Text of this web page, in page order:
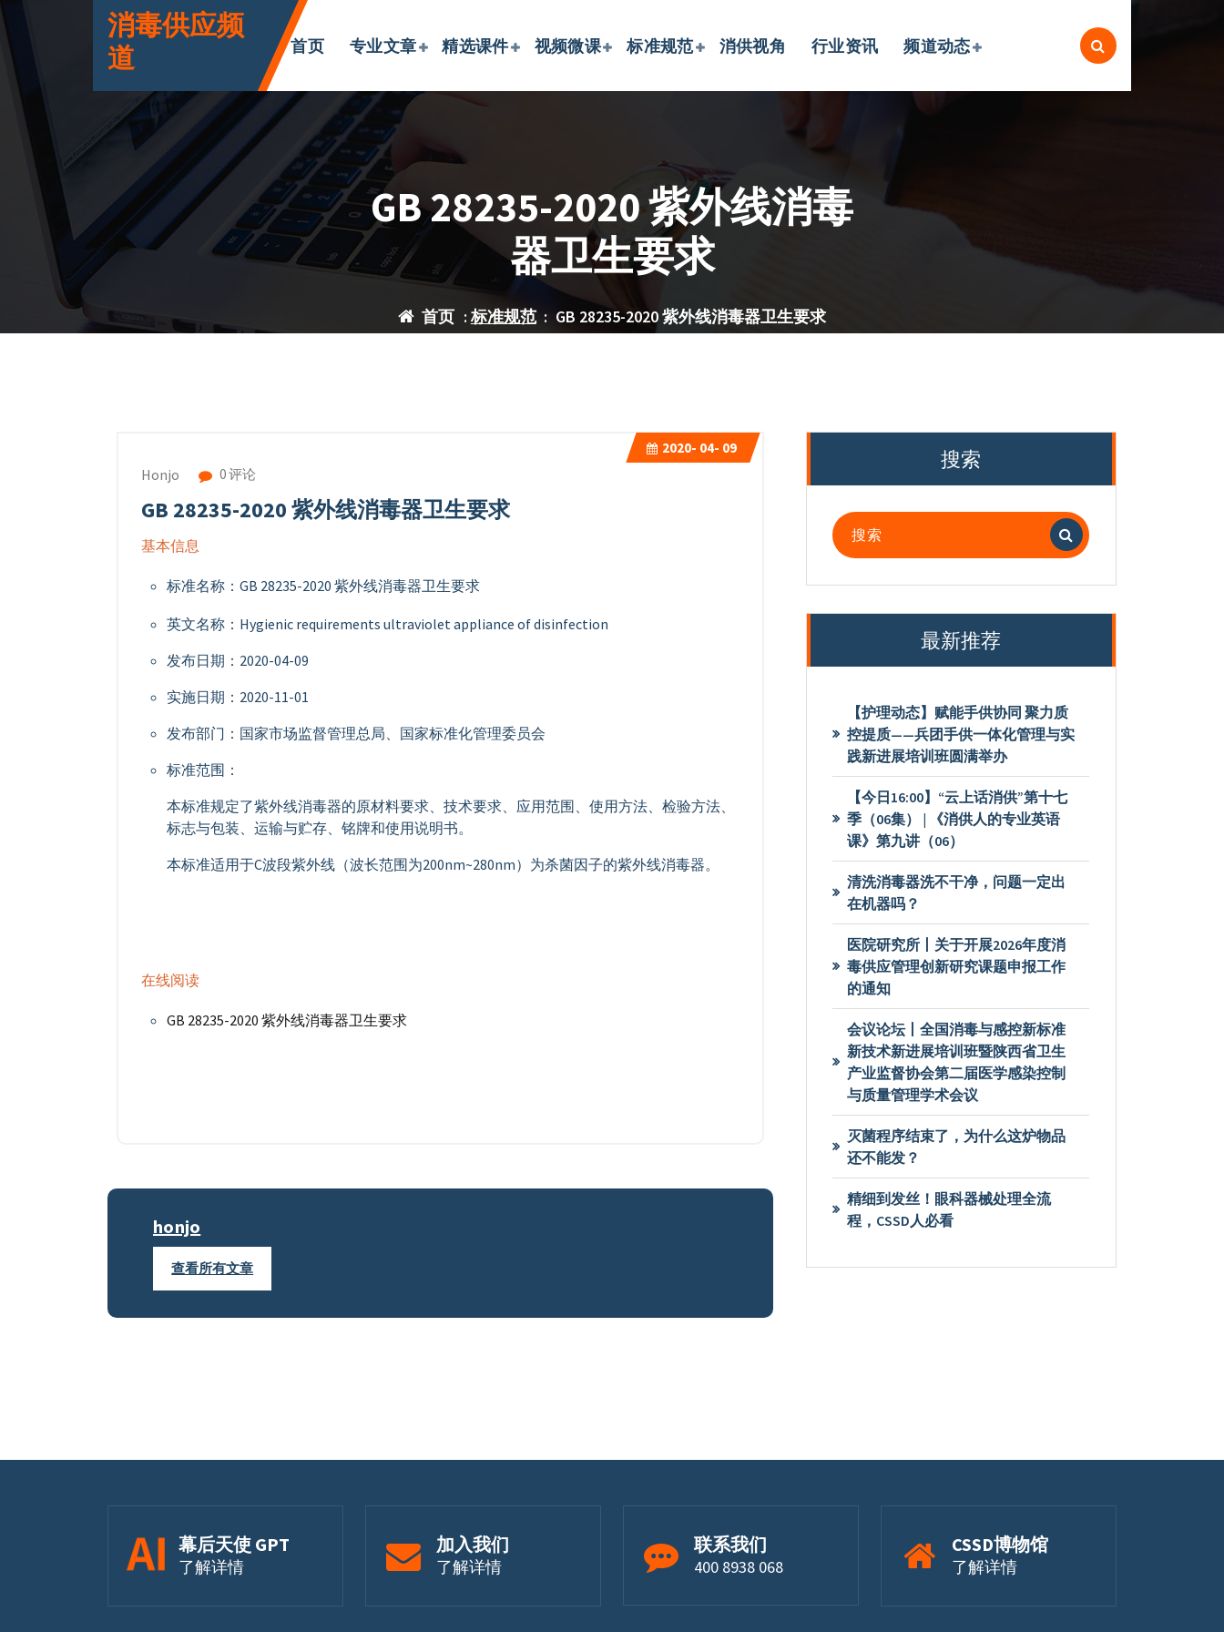
跳
转
到
消毒供应频
道
首页 专业文章 精选课件 视频微课 标准规范 消供视角 行业资讯 频道动态
GB 28235-2020 紫外线消毒
器卫生要求
首页 :标准规范: GB 28235-2020 紫外线消毒器卫生要求
2020- 04- 09
Honjo 0 评论
GB 28235-2020 紫外线消毒器卫生要求
基本信息
标准名称：GB 28235-2020 紫外线消毒器卫生要求
英文名称：Hygienic requirements ultraviolet appliance of disinfection
发布日期：2020-04-09
实施日期：2020-11-01
发布部门：国家市场监督管理总局、国家标准化管理委员会
标准范围：
本标准规定了紫外线消毒器的原材料要求、技术要求、应用范围、使用方法、检验方法、
标志与包装、运输与贮存、铭牌和使用说明书。
本标准适用于C波段紫外线（波长范围为200nm~280nm）为杀菌因子的紫外线消毒器。
在线阅读
GB 28235-2020 紫外线消毒器卫生要求
honjo
查看所有文章
搜索
搜
索：
最新推荐
【护理动态】赋能手供协同 聚力质
控提质——兵团手供一体化管理与实
践新进展培训班圆满举办
【今日16:00】“云上话消供”第十七
季（06集） | 《消供人的专业英语
课》第九讲（06）
清洗消毒器洗不干净，问题一定出
在机器吗？
医院研究所丨关于开展2026年度消
毒供应管理创新研究课题申报工作
的通知
会议论坛丨全国消毒与感控新标准
新技术新进展培训班暨陕西省卫生
产业监督协会第二届医学感染控制
与质量管理学术会议
灭菌程序结束了，为什么这炉物品
还不能发？
精细到发丝！眼科器械处理全流
程，CSSD人必看
幕后天使 GPT
了解详情
加入我们
了解详情
联系我们
400 8938 068
CSSD博物馆
了解详情